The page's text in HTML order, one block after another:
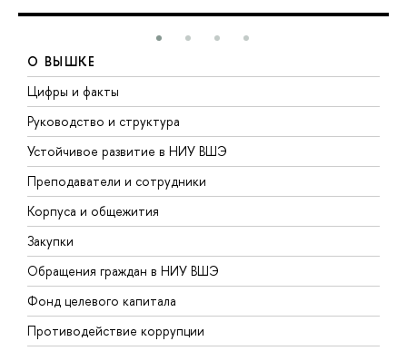
О ВЫШКЕ
Цифры и факты
Руководство и структура
Устойчивое развитие в НИУ ВШЭ
Преподаватели и сотрудники
Корпуса и общежития
Закупки
Обращения граждан в НИУ ВШЭ
Фонд целевого капитала
Противодействие коррупции